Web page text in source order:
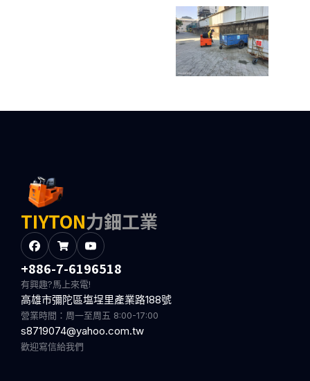
TIYTON力鈿工業
+886-7-6196518
有興趣?馬上來電!
高雄市彌陀區塩埕里產業路188號
營業時間：周一至周五 8:00-17:00
s8719074@yahoo.com.tw
歡迎寫信給我們